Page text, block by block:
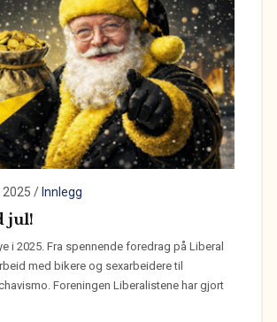
2025 /Innlegg
jul!
i 2025. Fra spennende foredrag på Liberal
med bikere og sexarbeidere til
Foreningen Liberalistene har gjort